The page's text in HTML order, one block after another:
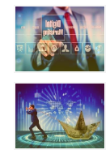
EmbracerGroup
公布2022/23财年
“冬奥有她”公益项
目收官累计触达
京津冀近万名女
性